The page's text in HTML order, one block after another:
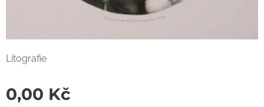
Litografie
0,00 Kč